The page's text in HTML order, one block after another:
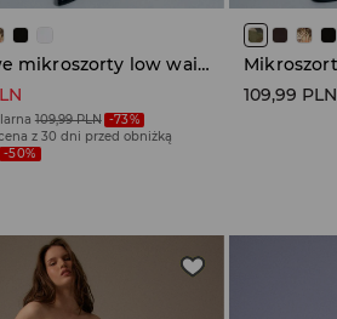
Brązowe mikroszorty low waist
109,99 PLN -73%
z 30 dni przed obniżką
-50%
109,99 PLN